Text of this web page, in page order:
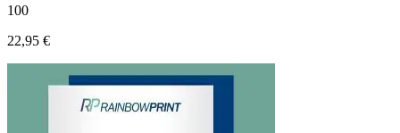
100
22,95 €